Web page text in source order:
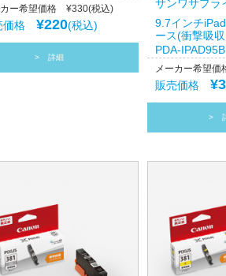
カー希望価格 ¥330(税込)
価格 ¥220(税込)
詳細
サンワサプラ
9.7インチ
ース(衝撃吸
PDA-
メーカー希望
販売価格